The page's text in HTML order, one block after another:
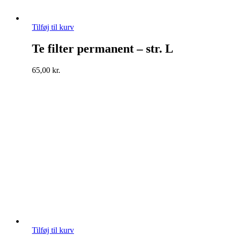
Tilføj til kurv
Te filter permanent – str. L
65,00 kr.
Tilføj til kurv